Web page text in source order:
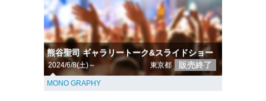
熊谷聖司 ギャラリートーク&スライドショー
2024/6/8(土)～ 東京都 販売終了
MONO GRAPHY